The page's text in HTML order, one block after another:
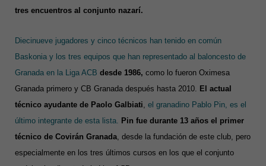
tres encuentros al conjunto nazarí.
Diecinueve jugadores y cinco técnicos han tenido en común
Baskonia y los tres equipos que han representado al baloncesto de
Granada en la Liga ACB desde 1986, como lo fueron Oximesa
Granada primero y CB Granada después hasta 2010. El actual
técnico ayudante de Paolo Galbiati, el granadino Pablo Pin, es el
último integrante de esta lista. Pin fue durante 13 años el primer
técnico de Covirán Granada, desde la fundación de este club, pero
especialmente en los tres últimos cursos en los que el conjunto